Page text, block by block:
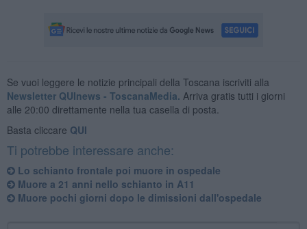
Se vuoi leggere le notizie principali della Toscana iscriviti alla
Newsletter QUInews - ToscanaMedia. Arriva gratis tutti i giorni
alle 20:00 direttamente nella tua casella di posta.
Basta cliccare QUI
Ti potrebbe interessare anche:
Lo schianto frontale poi muore in ospedale
Muore a 21 anni nello schianto in A11
Muore pochi giorni dopo le dimissioni dall'ospedale